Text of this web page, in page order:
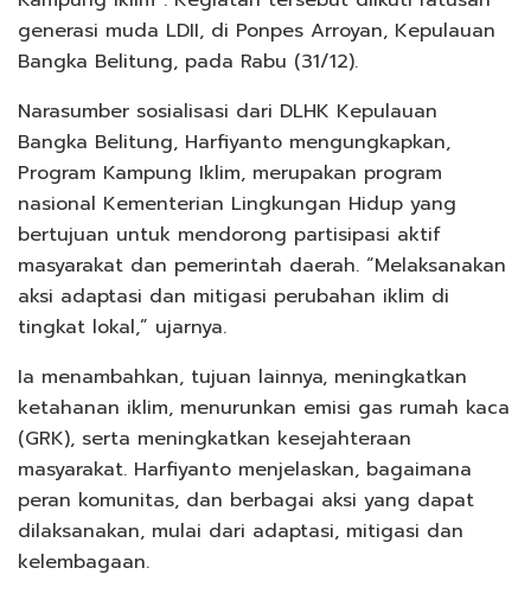
generasi muda LDII, di Ponpes Arroyan, Kepulauan
Bangka Belitung, pada Rabu (31/12).
Narasumber sosialisasi dari DLHK Kepulauan
Bangka Belitung, Harfiyanto mengungkapkan,
Program Kampung Iklim, merupakan program
nasional Kementerian Lingkungan Hidup yang
bertujuan untuk mendorong partisipasi aktif
masyarakat dan pemerintah daerah. “Melaksanakan
aksi adaptasi dan mitigasi perubahan iklim di
tingkat lokal,” ujarnya.
Ia menambahkan, tujuan lainnya, meningkatkan
ketahanan iklim, menurunkan emisi gas rumah kaca
(GRK), serta meningkatkan kesejahteraan
masyarakat. Harfiyanto menjelaskan, bagaimana
peran komunitas, dan berbagai aksi yang dapat
dilaksanakan, mulai dari adaptasi, mitigasi dan
kelembagaan.